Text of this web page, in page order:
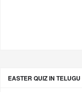
EASTER QUIZ IN TELUGU